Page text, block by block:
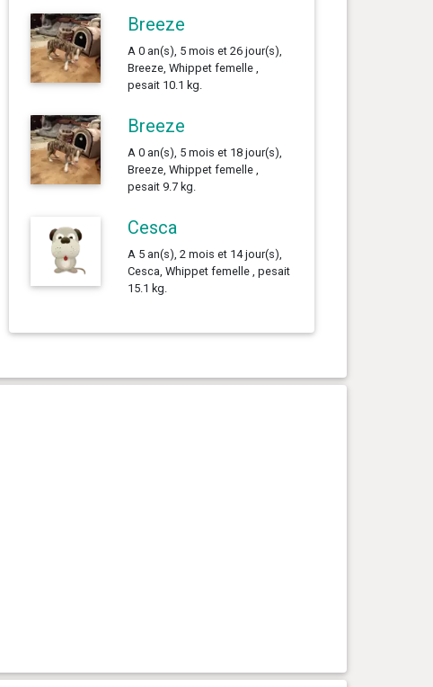
Breeze
A 0 an(s), 5 mois et 26 jour(s),
Breeze, Whippet femelle ,
pesait 10.1 kg.
Breeze
A 0 an(s), 5 mois et 18 jour(s),
Breeze, Whippet femelle ,
pesait 9.7 kg.
Cesca
A 5 an(s), 2 mois et 14 jour(s),
Cesca, Whippet femelle , pesait
15.1 kg.